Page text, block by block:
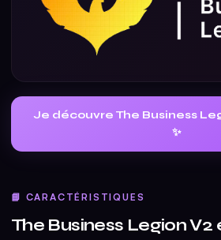
Je découvre The Business
✨
📘 CARACTÉRISTIQUES
The Business Legion V2